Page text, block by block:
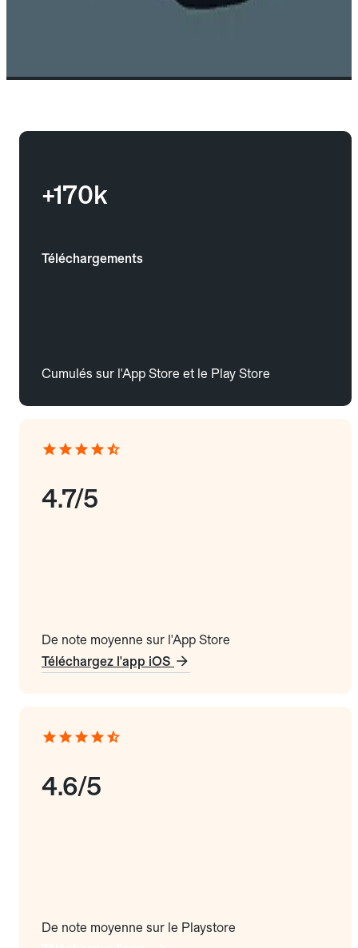
+170k
Téléchargements
Cumulés sur l'App Store et le Play Store
4.7/5
De note moyenne sur l'App Store
Téléchargez l'app iOS
4.6/5
De note moyenne sur le Playstore